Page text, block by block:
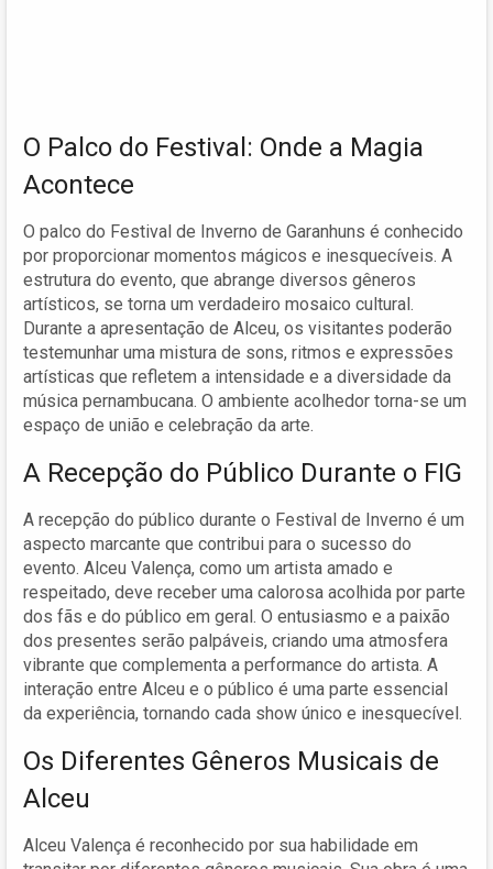
O Palco do Festival: Onde a Magia
Acontece
O palco do Festival de Inverno de Garanhuns é conhecido
por proporcionar momentos mágicos e inesquecíveis. A
estrutura do evento, que abrange diversos gêneros
artísticos, se torna um verdadeiro mosaico cultural.
Durante a apresentação de Alceu, os visitantes poderão
testemunhar uma mistura de sons, ritmos e expressões
artísticas que refletem a intensidade e a diversidade da
música pernambucana. O ambiente acolhedor torna-se um
espaço de união e celebração da arte.
A Recepção do Público Durante o FIG
A recepção do público durante o Festival de Inverno é um
aspecto marcante que contribui para o sucesso do
evento. Alceu Valença, como um artista amado e
respeitado, deve receber uma calorosa acolhida por parte
dos fãs e do público em geral. O entusiasmo e a paixão
dos presentes serão palpáveis, criando uma atmosfera
vibrante que complementa a performance do artista. A
interação entre Alceu e o público é uma parte essencial
da experiência, tornando cada show único e inesquecível.
Os Diferentes Gêneros Musicais de
Alceu
Alceu Valença é reconhecido por sua habilidade em